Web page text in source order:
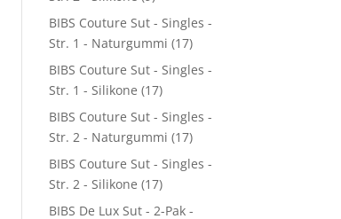
BIBS Couture Sut - Singles -
Str. 1 - Naturgummi (17)
BIBS Couture Sut - Singles -
Str. 1 - Silikone (17)
BIBS Couture Sut - Singles -
Str. 2 - Naturgummi (17)
BIBS Couture Sut - Singles -
Str. 2 - Silikone (17)
BIBS De Lux Sut - 2-Pak -